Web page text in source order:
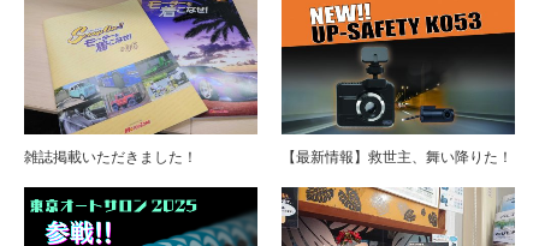
雑誌掲載いただきました！ 【最新情報】救世主、舞い降りた！